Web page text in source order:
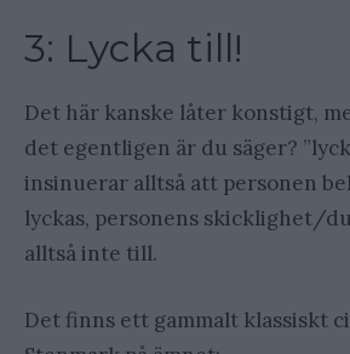
3: Lycka till!
Det här kanske låter konstigt,
det egentligen är du säger?
insinuerar alltså att personen
lyckas, personens skicklighet/
alltså inte till.
Det finns ett gammalt klassiskt